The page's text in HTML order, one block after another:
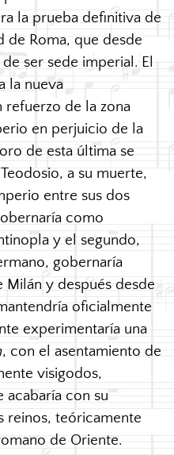
la prueba definitiva de
de Roma, que desde
ser sede imperial. El
la nueva
refuerzo de la zona
en perjuicio de la
de esta última se
a su muerte,
entre sus dos
como
y el segundo,
gobernaría
y después desde
oficialmente
experimentaría una
, con el asentamiento de
visigodos,
con su
reinos, teóricamente
de Oriente.